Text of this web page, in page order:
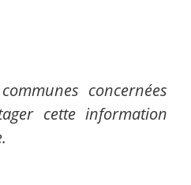
concernées
cette information